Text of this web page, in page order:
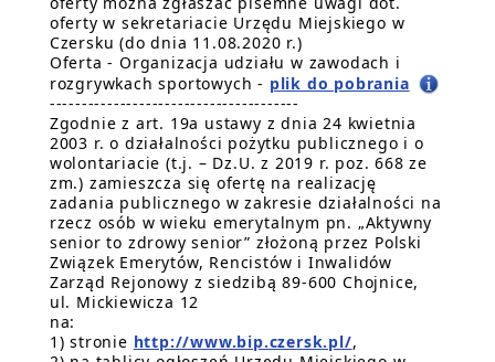
oferty w sekretariacie Urzędu Miejskiego w
Czersku (do dnia 11.08.2020 r.)
Oferta - Organizacja udziału w zawodach i
rozgrywkach sportowych - plik do pobrania
---------------------------------------
Zgodnie z art. 19a ustawy z dnia 24 kwietnia
2003 r. o działalności pożytku publicznego i o
wolontariacie (t.j. – Dz.U. z 2019 r. poz. 668 ze
zm.) zamieszcza się ofertę na realizację
zadania publicznego w zakresie działalności na
rzecz osób w wieku emerytalnym pn. „Aktywny
senior to zdrowy senior” złożoną przez Polski
Związek Emerytów, Rencistów i Inwalidów
Zarząd Rejonowy z siedzibą 89-600 Chojnice,
ul. Mickiewicza 12
na:
1) stronie http://www.bip.czersk.pl/,